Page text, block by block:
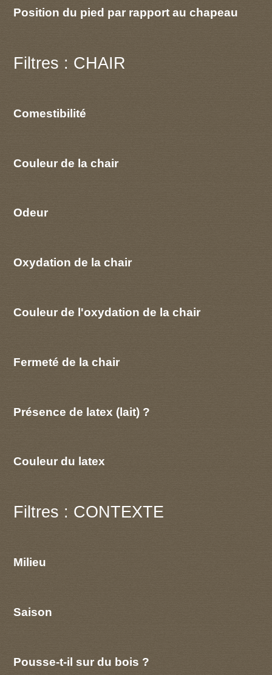
Position du pied par rapport au chapeau
Filtres : CHAIR
Comestibilité
Couleur de la chair
Odeur
Oxydation de la chair
Couleur de l'oxydation de la chair
Fermeté de la chair
Présence de latex (lait) ?
Couleur du latex
Filtres : CONTEXTE
Milieu
Saison
Pousse-t-il sur du bois ?